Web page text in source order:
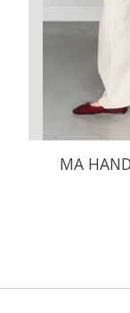
MA